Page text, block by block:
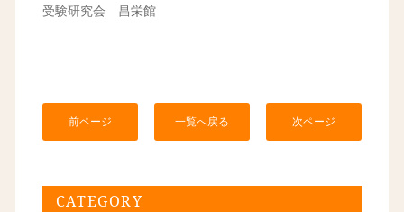
受験研究会 昌栄館
前ページ 一覧へ戻る 次ページ
CATEGORY